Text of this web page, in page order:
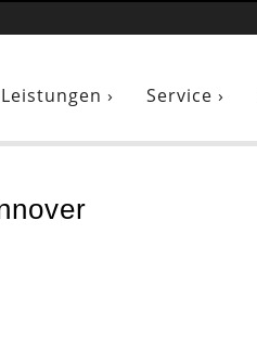
mit Naturkalk
Leistungen › Service ›